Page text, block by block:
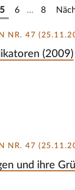
5 6 … 8
NR. 47
(2009)
NR. 47
und ihre